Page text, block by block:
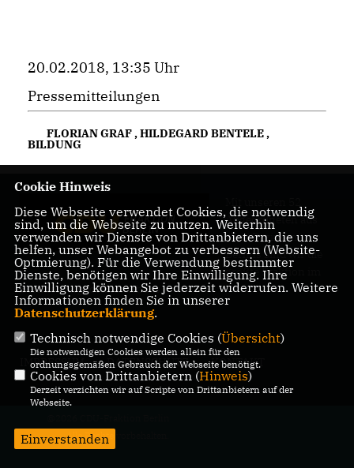
20.02.2018, 13:35 Uhr
Pressemitteilungen
FLORIAN GRAF,HILDEGARD BENTELE,
BILDUNG
Abgeordneten aus
allen Bezirken
Berlins sind wir die
größte Fraktion im
Berliner Abgeordnetenhaus.
IMPRESSUM DATENSCHUTZ KONTAKT
Alle Rechte vorbehalten.
Cookie Hinweis
Diese Webseite verwendet Cookies, die notwendig
sind, um die Webseite zu nutzen. Weiterhin
verwenden wir Dienste von Drittanbietern, die uns
helfen, unser Webangebot zu verbessern (Website-
Optmierung). Für die Verwendung bestimmter
Dienste, benötigen wir Ihre Einwilligung. Ihre
Einwilligung können Sie jederzeit widerrufen. Weitere
Informationen finden Sie in unserer
Datenschutzerklärung.
Technisch notwendige Cookies (Übersicht)
Die notwendigen Cookies werden allein für den
ordnungsgemäßen Gebrauch der Webseite benötigt.
Cookies von Drittanbietern (Hinweis)
Derzeit verzichten wir auf Scripte von Drittanbietern auf der
Webseite.
Einverstanden